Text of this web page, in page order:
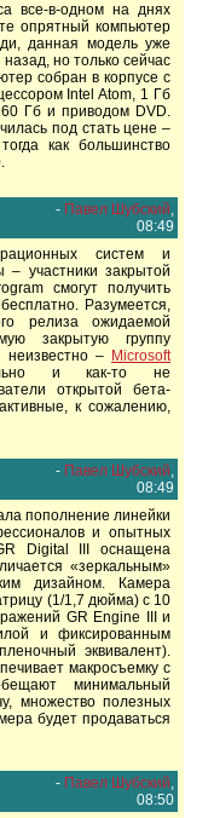
все-в-одном на днях
опрятный компьютер
данная модель уже
но только сейчас
собран в корпусе с
Intel Atom, 1 Гб
Гб и приводом DVD.
под стать цене –
как большинство
- Павел Шубский,
08:49
систем и
участники закрытой
смогут получить
Разумеется,
релиза ожидаемой
закрытую группу
неизвестно – Microsoft
и как-то не
открытой бета-
к сожалению,
- Павел Шубский,
08:49
пополнение линейки
и опытных
Digital III оснащена
«зеркальным»
дизайном. Камера
(1/1,7 дюйма) с 10
GR Engine III и
и фиксированным
эквивалент).
макросъемку с
минимальный
множество полезных
будет продаваться
- Павел Шубский,
08:50